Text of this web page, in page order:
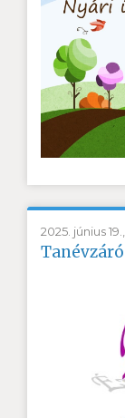
2025. június